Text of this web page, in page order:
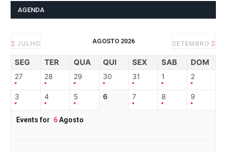
AGENDA
JULHO AGOSTO 2026 SETEMBRO
SEG TER QUA QUI SEX SAB DOM
27 28 29 30 31 1 2
3 4 5 6 7 8 9
Events for 6Agosto